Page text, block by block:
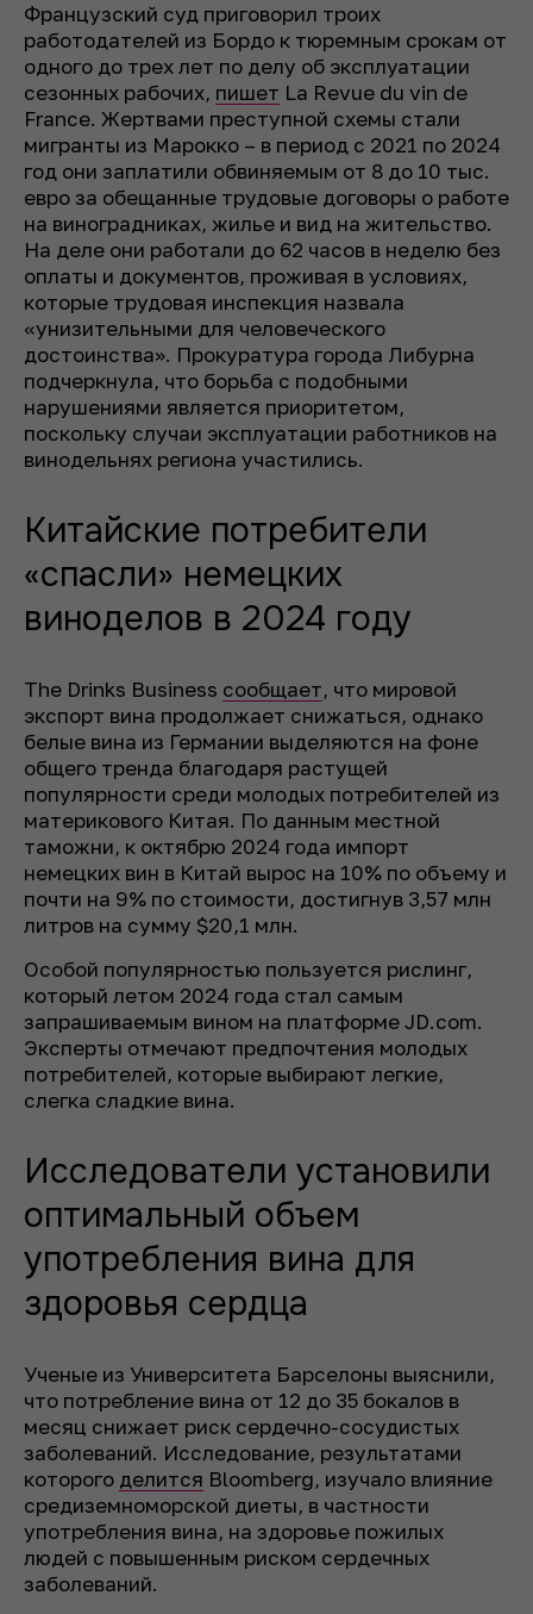
Французский суд приговорил троих
работодателей из Бордо к тюремным срокам от
одного до трех лет по делу об эксплуатации
сезонных рабочих, пишет La Revue du vin de
France. Жертвами преступной схемы стали
мигранты из Марокко – в период с 2021 по 2024
год они заплатили обвиняемым от 8 до 10 тыс.
евро за обещанные трудовые договоры о работе
на виноградниках, жилье и вид на жительство.
На деле они работали до 62 часов в неделю без
оплаты и документов, проживая в условиях,
которые трудовая инспекция назвала
«унизительными для человеческого
достоинства». Прокуратура города Либурна
подчеркнула, что борьба с подобными
нарушениями является приоритетом,
поскольку случаи эксплуатации работников на
винодельнях региона участились.
Китайские потребители
«спасли» немецких
виноделов в 2024 году
The Drinks Business сообщает, что мировой
экспорт вина продолжает снижаться, однако
белые вина из Германии выделяются на фоне
общего тренда благодаря растущей
популярности среди молодых потребителей из
материкового Китая. По данным местной
таможни, к октябрю 2024 года импорт
немецких вин в Китай вырос на 10% по объему и
почти на 9% по стоимости, достигнув 3,57 млн
литров на сумму $20,1 млн.
Особой популярностью пользуется рислинг,
который летом 2024 года стал самым
запрашиваемым вином на платформе JD.com.
Эксперты отмечают предпочтения молодых
потребителей, которые выбирают легкие,
слегка сладкие вина.
Исследователи установили
оптимальный объем
употребления вина для
здоровья сердца
Ученые из Университета Барселоны выяснили,
что потребление вина от 12 до 35 бокалов в
месяц снижает риск сердечно-сосудистых
заболеваний. Исследование, результатами
которого делится Bloomberg, изучало влияние
средиземноморской диеты, в частности
употребления вина, на здоровье пожилых
людей с повышенным риском сердечных
заболеваний.